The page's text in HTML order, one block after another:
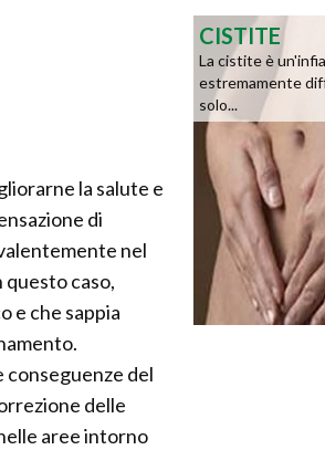
la salute e
di
nel
caso,
e che sappia
conseguenze del
delle
aree intorno
CISTITE
La cistite è
estremamente
solo...